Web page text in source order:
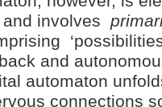
and involves
and
automaton
connections